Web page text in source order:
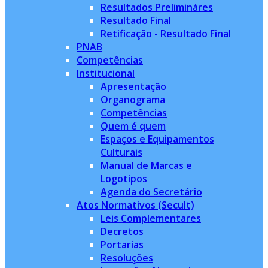
Resultados Prelimináres
Resultado Final
Retificação - Resultado Final
PNAB
Competências
Institucional
Apresentação
Organograma
Competências
Quem é quem
Espaços e Equipamentos
Culturais
Manual de Marcas e
Logotipos
Agenda do Secretário
Atos Normativos (Secult)
Leis Complementares
Decretos
Portarias
Resoluções